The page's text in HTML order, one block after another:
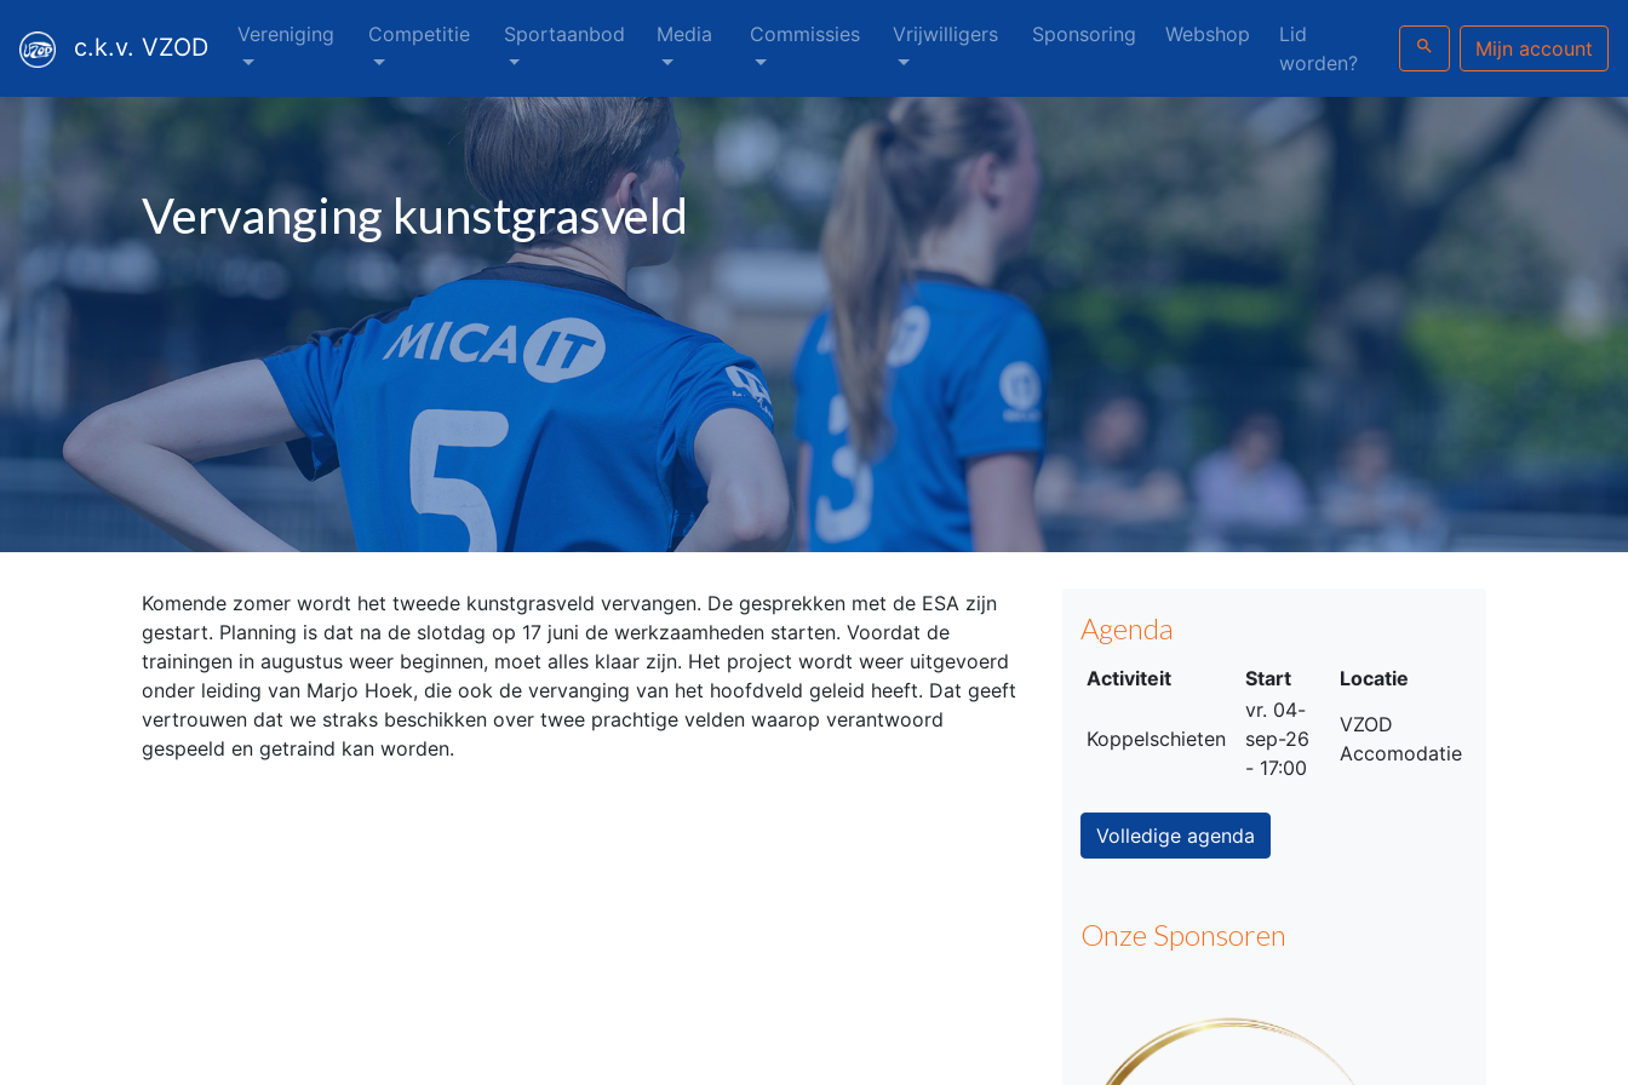
c.k.v. VZOD Vereniging Competitie Sportaanbod Media Commissies Vrijwilligers Sponsoring Webshop
Lid
worden?
search Mijn account
Vervanging kunstgrasveld
Komende zomer wordt het tweede kunstgrasveld vervangen. De gesprekken met de ESA zijn
gestart. Planning is dat na de slotdag op 17 juni de werkzaamheden starten. Voordat de
trainingen in augustus weer beginnen, moet alles klaar zijn. Het project wordt weer uitgevoerd
onder leiding van Marjo Hoek, die ook de vervanging van het hoofdveld geleid heeft. Dat geeft
vertrouwen dat we straks beschikken over twee prachtige velden waarop verantwoord
gespeeld en getraind kan worden.
Agenda
Activiteit Start Locatie
Koppelschieten
vr. 04-
sep-26
- 17:00
VZOD
Accomodatie
Volledige agenda
Onze Sponsoren